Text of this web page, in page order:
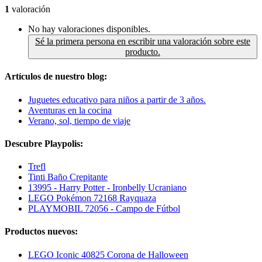
1 valoración
No hay valoraciones disponibles.
Sé la primera persona en escribir una valoración sobre este
producto.
Artículos de nuestro blog:
Juguetes educativo para niños a partir de 3 años.
Aventuras en la cocina
Verano, sol, tiempo de viaje
Descubre Playpolis:
Trefl
Tinti Baño Crepitante
13995 - Harry Potter - Ironbelly Ucraniano
LEGO Pokémon 72168 Rayquaza
PLAYMOBIL 72056 - Campo de Fútbol
Productos nuevos:
LEGO Iconic 40825 Corona de Halloween